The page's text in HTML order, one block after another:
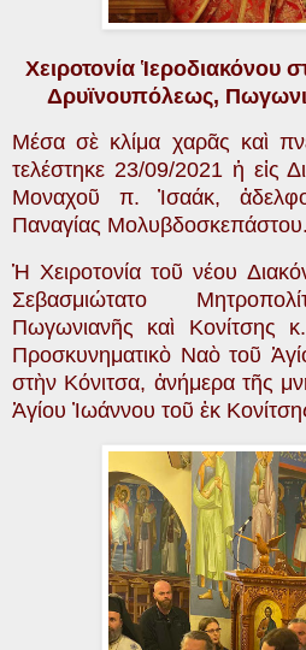
Χειροτονία Ἱεροδιακόνου
Δρυϊνουπόλεως,
Μέσα σὲ κλίμα χαρᾶς καὶ
τελέστηκε 23/09/2021 ἡ εἰς
Μοναχοῦ π. Ἰσαάκ,
Παναγίας Μολυβδοσκεπάστου.
Ἡ Χειροτονία τοῦ νέου
Σεβασμιώτατο
Πωγωνιανῆς καὶ Κονίτσης
Προσκυνηματικὸ Ναὸ τοῦ
στὴν Κόνιτσα, ἀνήμερα τῆς
Ἁγίου Ἰωάννου τοῦ ἐκ